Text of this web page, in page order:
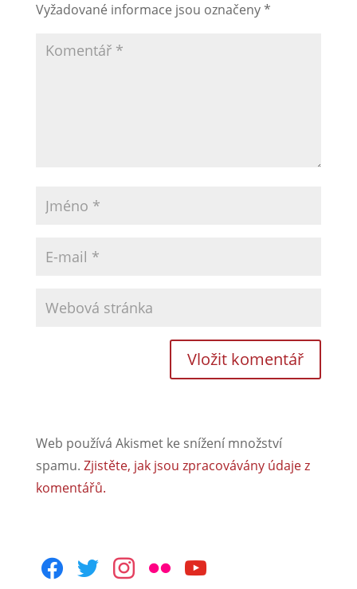
Vyžadované informace jsou označeny*
Web používá Akismet ke snížení množství
spamu. Zjistěte, jak jsou zpracovávány údaje z
komentářů.
facebooktwitterinstagram
flickr youtube